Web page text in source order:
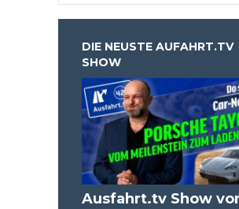
DIE NEUSTE AUFAHRT.TV
SHOW
Ausfahrt.tv Show